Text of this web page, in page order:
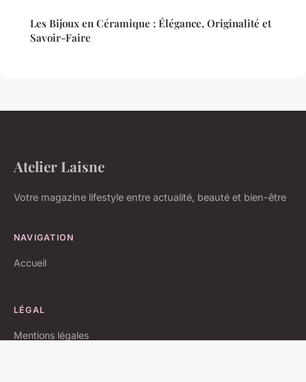
Les Bijoux en Céramique : Élégance, Originalité et
Savoir-Faire
Atelier Laisne
Votre magazine lifestyle entre actualité, beauté et bien-être
NAVIGATION
Accueil
LÉGAL
Mentions légales